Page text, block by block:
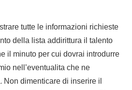
tutte le informazioni richieste
della lista addirittura il talento
il minuto per cui dovrai introdurre
nell’eventualita che ne
Non dimenticare di inserire il